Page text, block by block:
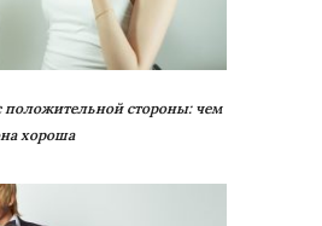
положительной стороны: чем
хороша